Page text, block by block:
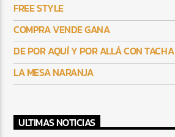
FREE STYLE
COMPRA VENDE GANA
DE POR AQUÍ Y POR ALLÁ CON TACHA
LA MESA NARANJA
ULTIMAS NOTICIAS